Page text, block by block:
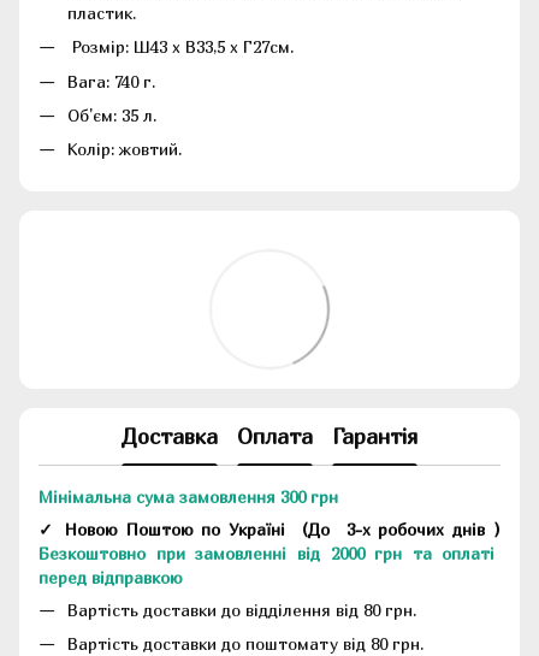
пластик.
Розмір: Ш43 x В33,5 x Г27см.
Вага: 740 г.
Об'єм: 35 л.
Колір: жовтий.
Доставка Оплата Гарантія
Мінімальна сума замовлення 300 грн
✓ Новою Поштою по Україні (До 3-х робочих днів )
Безкоштовно при замовленні від 2000 грн та оплаті
перед відправкою
Вартість доставки до відділення від 80 грн.
Вартість доставки до поштомату від 80 грн.